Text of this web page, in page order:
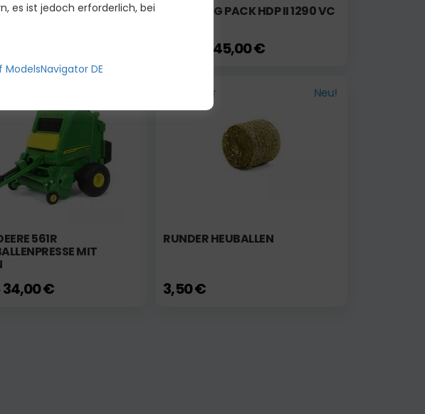
20 QUADRATISCHEN KRONE BIG PACK HDP II 1290 VC
145,00 €
561R
MIT
34,00 €
Auf Lager Neu!
RUNDER HEUBALLEN
3,50 €
es ist jedoch erforderlich, bei
ModelsNavigator DE